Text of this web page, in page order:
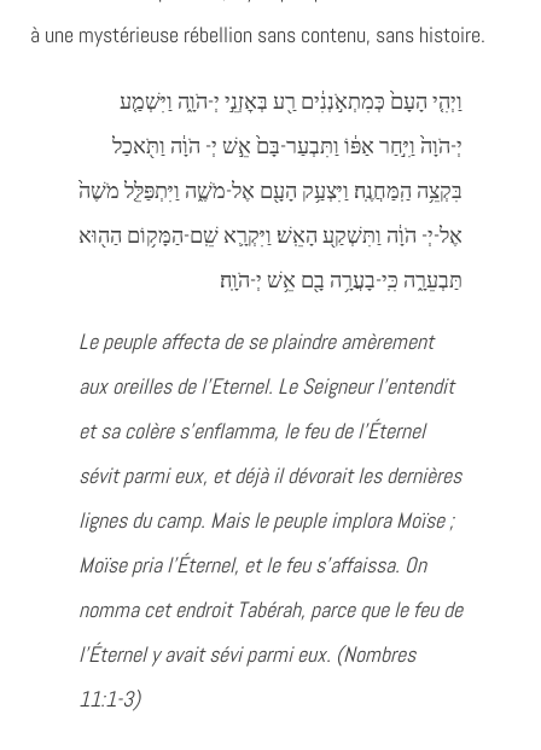
à une mystérieuse rébellion sans contenu, sans histoire.
וַיְהִ֤י הָעָם֙ כְּמִתְאֹ֣נְנִ֔ים רַ֖ע בְּאׇזְנֵ֣י יְ-הֹוָ֑ה וַיִּשְׁמַ֤ע
יְ-הֹוָה֙ וַיִּ֣חַר אַפּ֔וֹ וַתִּבְעַר-בָּם֙ אֵ֣שׁ יְ- הֹוָ֔ה וַתֹּ֖אכַל
בִּקְצֵ֥ה הַֽמַּחֲנֶֽה׃ וַיִּצְעַ֥ק הָעָ֖ם אֶל-מֹשֶׁ֑ה וַיִּתְפַּלֵּ֤ל מֹשֶׁה֙
אֶל-יְ- הֹוָ֔ה וַתִּשְׁקַ֖ע הָאֵֽשׁ׃ וַיִּקְרָ֛א שֵֽׁם-הַמָּק֥וֹם הַה֖וּא
תַּבְעֵרָ֑ה כִּֽי-בָעֲרָ֥ה בָ֖ם אֵ֥שׁ יְ-הֹוָֽה׃
Le peuple affecta de se plaindre amèrement
aux oreilles de l’Eternel. Le Seigneur l’entendit
et sa colère s’enflamma, le feu de l’Éternel
sévit parmi eux, et déjà il dévorait les dernières
lignes du camp. Mais le peuple implora Moïse ;
Moïse pria l’Éternel, et le feu s’affaissa. On
nomma cet endroit Tabérah, parce que le feu de
l’Éternel y avait sévi parmi eux. (Nombres
11:1-3)